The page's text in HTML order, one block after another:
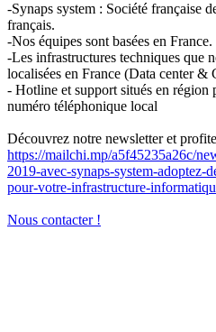
-Synaps system : Société française
français.
-Nos équipes sont basées en France.
-Les infrastructures techniques que
localisées en France (Data center &
- Hotline et support situés en région
numéro téléphonique local
Découvrez notre newsletter et
https://mailchi.mp/a5f45235a26c/
2019-avec-synaps-system-adoptez-
pour-votre-infrastructure-
Nous contacter !